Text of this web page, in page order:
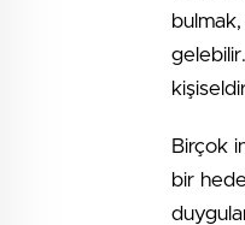
bulmak,
Birçok
bir